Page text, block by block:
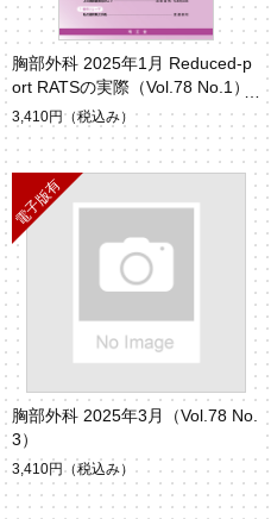
胸部外科 2025年1月 Reduced-p
ort RATSの実際（Vol.78 No.1）
3,410円 （税込み）
胸部外科 2025年3月（Vol.78 No.
3）
3,410円 （税込み）